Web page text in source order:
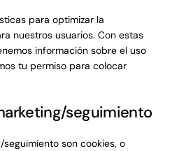
para optimizar la
nuestros usuarios. Con estas
información sobre el uso
tu permiso para colocar
seguimiento
son cookies, o